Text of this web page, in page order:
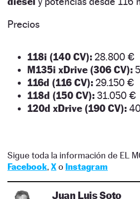
Precios
118i (140 CV): 28.800 €
M135i xDrive (306 CV):
116d (116 CV): 29.150 €
118d (150 CV): 31.050 €
120d xDrive (190 CV):
Sigue toda la información de EL
Facebook, Xo Instagram
Juan Luis Soto